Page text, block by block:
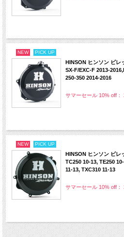
NEW PICK UP
HINSON ヒンソン ビレ
SX-F/EXC-F 2013-
250-350 2014-2016
サマーセール 10% off：
NEW PICK UP
HINSON ヒンソン ビレ
TC250 10-13, TE250
11-13, TXC310 11-13
サマーセール 10% off：